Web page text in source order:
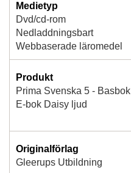
Medietyp
Dvd/cd-rom
Nedladdningsbart
Webbaserade läromedel
Produkt
Prima Svenska 5 - Basbok
E-bok Daisy ljud
Originalförlag
Gleerups Utbildning